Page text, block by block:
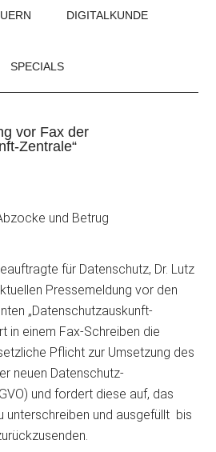
DIGITALKUNDE
SPECIALS
vor Fax der
Zentrale“
für Datenschutz, Dr. Lutz
Pressemeldung vor den
„Datenschutzauskunft-
in einem Fax-Schreiben die
Pflicht zur Umsetzung des
neuen Datenschutz-
und fordert diese auf, das
unterschreiben und ausgefüllt bis